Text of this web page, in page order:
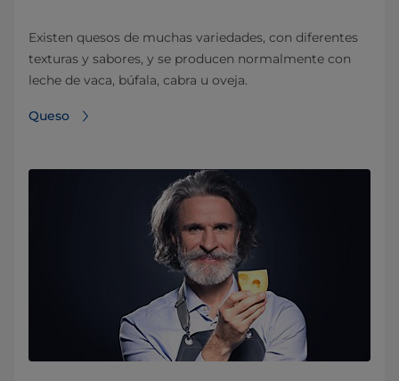
Existen quesos de muchas variedades, con diferentes
texturas y sabores, y se producen normalmente con
leche de vaca, búfala, cabra u oveja.
Queso